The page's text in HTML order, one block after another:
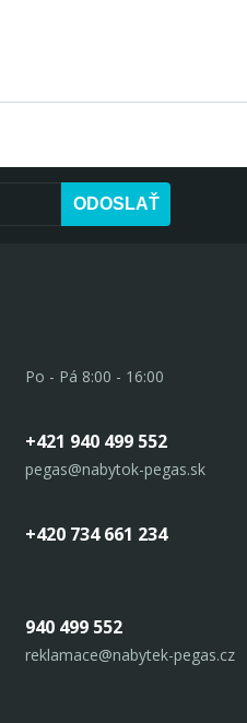
ODOSLAŤ
Po - Pá 8:00 - 16:00
+421 940 499 552
pegas@nabytok-pegas.sk
+420 734 661 234
940 499 552
reklamace@nabytek-pegas.cz